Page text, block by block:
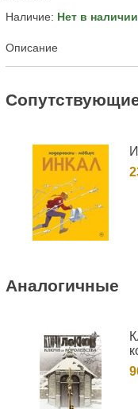
Наличие: Нет в наличии
Описание
Аналогичные